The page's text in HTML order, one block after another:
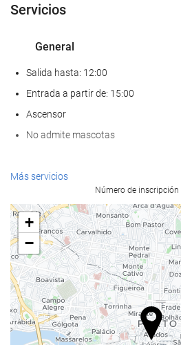
Servicios
General
Salida hasta: 12:00
Entrada a partir de: 15:00
Ascensor
No admite mascotas
Comida y bebida
Bar
Cafetera en zonas comunes
Servicios de recepción
Recepción 24 horas
Guardaequipaje
Más servicios
Número de inscripción
+
−